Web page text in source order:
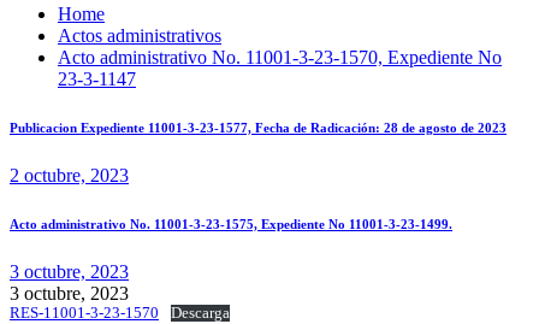
Home
Actos administrativos
Acto administrativo No. 11001-3-23-1570, Expediente No
23-3-1147
Publicacion Expediente 11001-3-23-1577, Fecha de Radicación: 28 de agosto de 2023
2 octubre, 2023
Acto administrativo No. 11001-3-23-1575, Expediente No 11001-3-23-1499.
3 octubre, 2023
3 octubre, 2023
RES-11001-3-23-1570 Descarga